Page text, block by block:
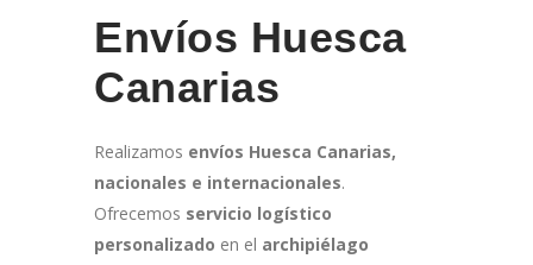
Envíos Huesca
Canarias
Realizamos envíos Huesca Canarias,
nacionales e internacionales.
Ofrecemos servicio logístico
personalizado en el archipiélago